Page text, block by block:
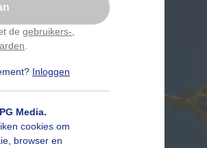
de gebruikers-
Inloggen
Media.
cookies om
browser en
later
dag deze pop-up
te passen